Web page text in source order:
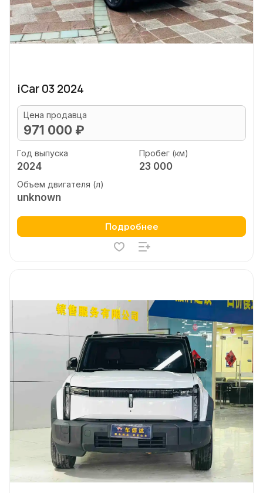
iCar 03 2024
Цена продавца
971 000 ₽
Год выпуска
2024
Пробег (км)
23 000
Объем двигателя (л)
unknown
Подробнее